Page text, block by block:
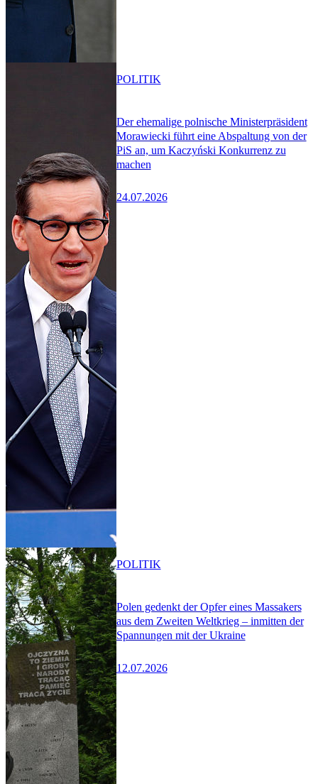
Der ehemalige polnische Ministerpräsident
Morawiecki führt eine Abspaltung von der
PiS an, um Kaczyński Konkurrenz zu
machen
24.07.2026
POLITIK
Polen gedenkt der Opfer eines Massakers
aus dem Zweiten Weltkrieg – inmitten der
Spannungen mit der Ukraine
12.07.2026
POLITIK